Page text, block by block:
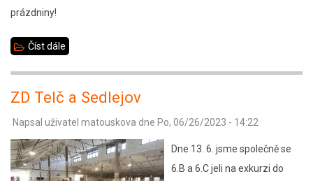
prázdniny!
Číst dále
ZD Telč a Sedlejov
Napsal uživatel matouskova dne Po, 06/26/2023 - 14:22
Dne 13. 6. jsme společně se
6.B a 6.C jeli na exkurzi do